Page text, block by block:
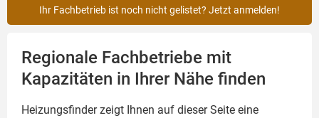
Ihr Fachbetrieb ist noch nicht gelistet? Jetzt anmelden!
Regionale Fachbetriebe mit
Kapazitäten in Ihrer Nähe finden
Heizungsfinder zeigt Ihnen auf dieser Seite eine